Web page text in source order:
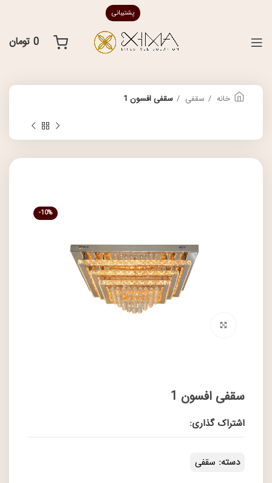
پشتیبانی
0 تومان
خانه سقفی سقفی افسون 1
-10%
سقفی افسون 1
اشتراک گذاری:
دسته: سقفی